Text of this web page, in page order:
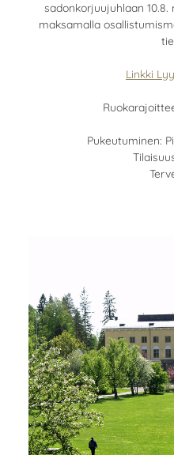
sadonkorjuujuhlaan 10.8.
maksamalla
Linkki
Pukeutuminen: